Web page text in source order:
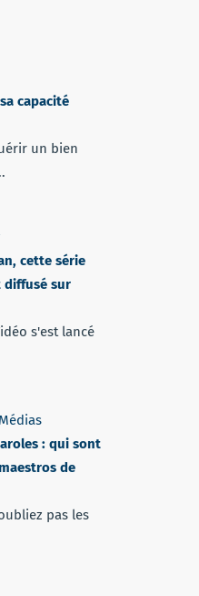
capacité
un bien
cette série
diffusé sur
s'est lancé
Médias
: qui sont
de
pas les